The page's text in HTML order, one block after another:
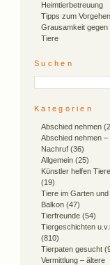
Heimtierbetreuung
Tipps zum
Grausamkeit gegen
Tiere
Suchen
Kategorien
Abschied nehmen
Abschied nehmen –
Nachruf (36)
Allgemein (25)
Künstler helfen
(19)
Tiere im Garten und
Balkon (47)
Tierfreunde (54)
Tiergeschichten
(810)
Tierpaten gesucht
Vermittlung – ältere